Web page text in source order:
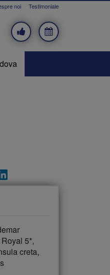
Testimoniale
noi
5*,
creta,